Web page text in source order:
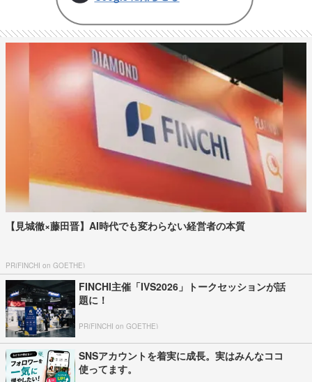
【見城徹×藤田晋】AI時代でも変わらない経営者の本質
PR(FINCHI on GOETHE)
FINCHI主催「IVS2026」トークセッションが話
題に！
PR(FINCHI on GOETHE)
SNSアカウントを着実に成長。実はみんなココ
使ってます。